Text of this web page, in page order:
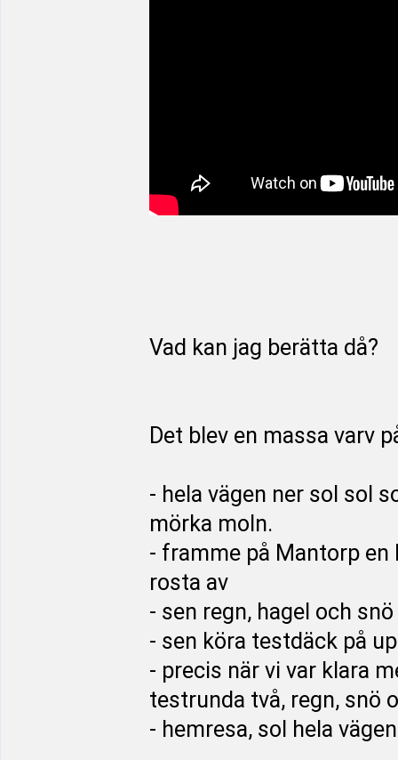
Vad kan jag berätta då?
Det blev en massa varv
- hela vägen ner sol sol
mörka moln.
- framme på Mantorp
rosta av
- sen regn, hagel och snö
- sen köra testdäck på
- precis när vi var klara
testrunda två, regn, snö
- hemresa, sol hela